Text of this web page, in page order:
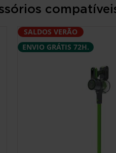
SALDOS VERÃO
ENVIO GRÁTIS 72H.